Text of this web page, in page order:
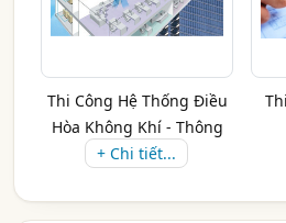
Thi Công Hệ Thống Điều
Hòa Không Khí - Thông
Gió
+ Chi tiết...